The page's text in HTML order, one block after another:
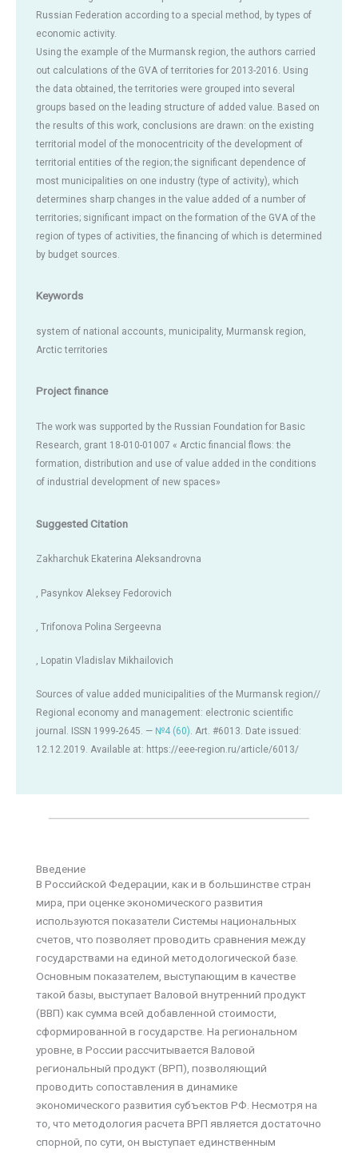
Russian Federation according to a special method, by types of
economic activity.
Using the example of the Murmansk region, the authors carried
out calculations of the GVA of territories for 2013-2016. Using
the data obtained, the territories were grouped into several
groups based on the leading structure of added value. Based on
the results of this work, conclusions are drawn: on the existing
territorial model of the monocentricity of the development of
territorial entities of the region; the significant dependence of
most municipalities on one industry (type of activity), which
determines sharp changes in the value added of a number of
territories; significant impact on the formation of the GVA of the
region of types of activities, the financing of which is determined
by budget sources.
Keywords
system of national accounts, municipality, Murmansk region,
Arctic territories
Project finance
The work was supported by the Russian Foundation for Basic
Research, grant 18-010-01007 « Arctic financial flows: the
formation, distribution and use of value added in the conditions
of industrial development of new spaces»
Suggested Citation
Zakharchuk Ekaterina Aleksandrovna
, Pasynkov Aleksey Fedorovich
, Trifonova Polina Sergeevna
, Lopatin Vladislav Mikhailovich
Sources of value added municipalities of the Murmansk region//
Regional economy and management: electronic scientific
journal. ISSN 1999-2645. — №4 (60). Art. #6013. Date issued:
12.12.2019. Available at: https://eee-region.ru/article/6013/
Введение
В Российской Федерации, как и в большинстве стран
мира, при оценке экономического развития
используются показатели Системы национальных
счетов, что позволяет проводить сравнения между
государствами на единой методологической базе.
Основным показателем, выступающим в качестве
такой базы, выступает Валовой внутренний продукт
(ВВП) как сумма всей добавленной стоимости,
сформированной в государстве. На региональном
уровне, в России рассчитывается Валовой
региональный продукт (ВРП), позволяющий
проводить сопоставления в динамике
экономического развития субъектов РФ. Несмотря на
то, что методология расчета ВРП является достаточно
спорной, по сути, он выступает единственным